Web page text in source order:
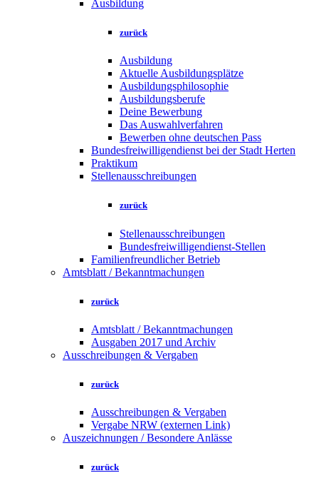
Ausbildung
zurück
Ausbildung
Aktuelle Ausbildungsplätze
Ausbildungsphilosophie
Ausbildungsberufe
Deine Bewerbung
Das Auswahlverfahren
Bewerben ohne deutschen Pass
Bundesfreiwilligendienst bei der Stadt Herten
Praktikum
Stellenausschreibungen
zurück
Stellenausschreibungen
Bundesfreiwilligendienst-Stellen
Familienfreundlicher Betrieb
Amtsblatt / Bekanntmachungen
zurück
Amtsblatt / Bekanntmachungen
Ausgaben 2017 und Archiv
Ausschreibungen & Vergaben
zurück
Ausschreibungen & Vergaben
Vergabe NRW (externen Link)
Auszeichnungen / Besondere Anlässe
zurück